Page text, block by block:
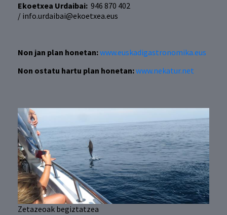
Ekoetxea Urdaibai: 946 870 402
/ info.urdaibai@ekoetxea.eus
Non jan plan honetan:www.euskadigastronomika.eus
Non ostatu hartu plan honetan:www.nekatur.net
Zetazeoak begiztatzea